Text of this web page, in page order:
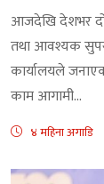
आजदेखि देशभर
तथा आवश्यक
कार्यालयले
काम आगामी...
४ महिना अगाडि